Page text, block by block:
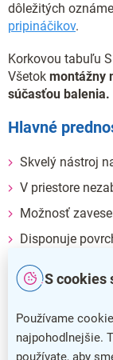
S cookies
Používame
najpohodlnejšie.
používate, aby
dôležitých
pripináčikov.
Korkovou tabuľu
Všetok montážny
súčasťou balenia.
Hlavné
Skvelý nástroj
V priestore
Možnosť
Disponuje
Potrebný
Kategória: